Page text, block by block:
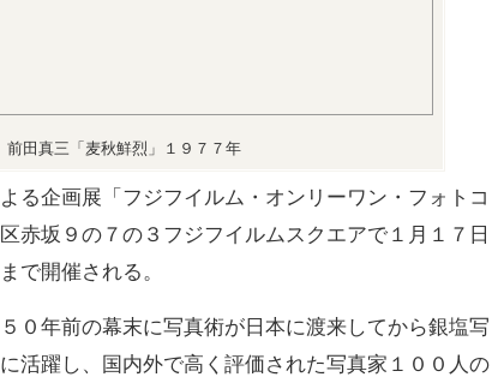
田真三「麦秋鮮烈」１９７７年
る企画展「フジフイルム・オンリーワン・フォトコ
赤坂９の７の３フジフイルムスクエアで１月１７日
で開催される。
０年前の幕末に写真術が日本に渡来してから銀塩写
活躍し、国内外で高く評価された写真家１００人の